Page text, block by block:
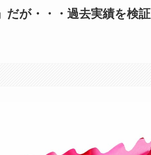
だが・・・過去実績を検証